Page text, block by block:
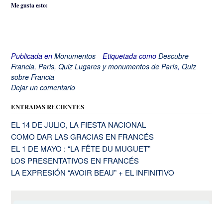
Me gusta esto:
Publicada en Monumentos Etiquetada como Descubre
Francia, Paris, Quiz Lugares y monumentos de París, Quiz
sobre Francia
Dejar un comentario
ENTRADAS RECIENTES
EL 14 DE JULIO, LA FIESTA NACIONAL
COMO DAR LAS GRACIAS EN FRANCÉS
EL 1 DE MAYO : “LA FÊTE DU MUGUET”
LOS PRESENTATIVOS EN FRANCÉS
LA EXPRESIÓN “AVOIR BEAU” + EL INFINITIVO